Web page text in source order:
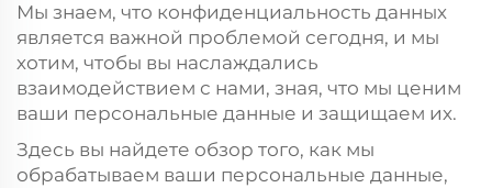
Мы знаем, что конфиденциальность данных
является важной проблемой сегодня, и мы
хотим, чтобы вы наслаждались
взаимодействием с нами, зная, что мы ценим
ваши персональные данные и защищаем их.
Здесь вы найдете обзор того, как мы
обрабатываем ваши персональные данные,